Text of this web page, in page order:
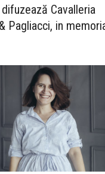
Cavalleria
Pagliacci, in